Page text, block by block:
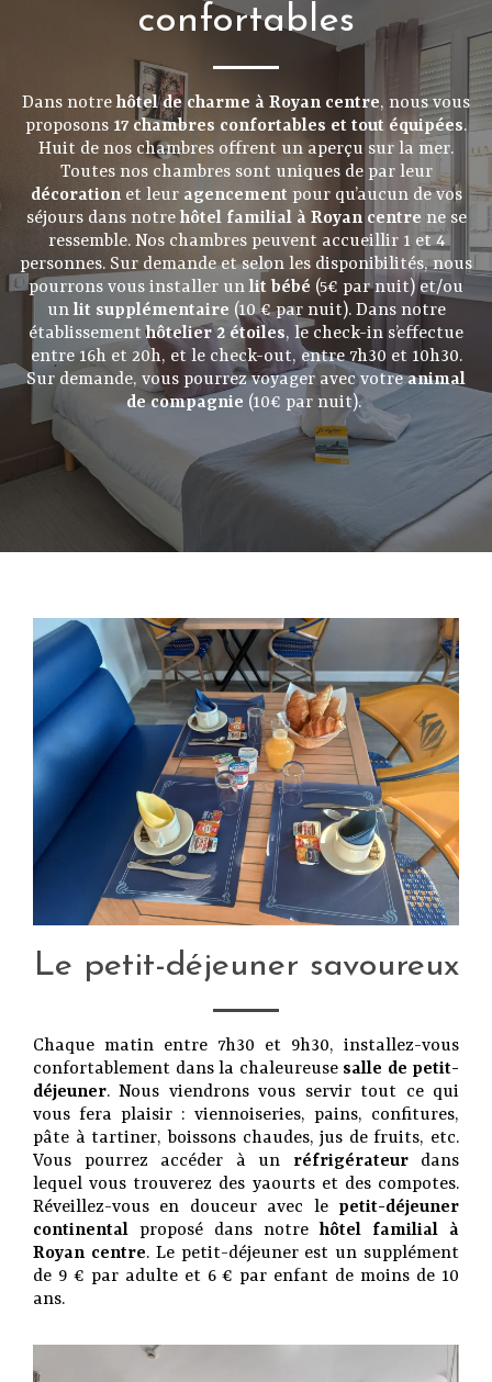
confortables
Dans notre hôtel de charme à Royan centre, nous vous
proposons 17 chambres confortables et tout équipées.
Huit de nos chambres offrent un aperçu sur la mer.
Toutes nos chambres sont uniques de par leur
décorationet leur agencement pour qu’aucun de vos
séjours dans notre hôtel familial à Royan centre ne se
ressemble. Nos chambres peuvent accueillir 1 et 4
personnes. Sur demande et selon les disponibilités, nous
pourrons vous installer un lit bébé (5€ par nuit) et/ou
un lit supplémentaire (10 € par nuit). Dans notre
établissementhôtelier 2 étoiles, le check-in s’effectue
entre 16h et 20h, et le check-out, entre 7h30 et 10h30.
Sur demande, vous pourrez voyager avec votreanimal
de compagnie (10€ par nuit).
Le petit-déjeuner savoureux
Chaque matin entre 7h30 et 9h30, installez-vous
confortablement dans la chaleureuse salle de petit-
déjeuner. Nous viendrons vous servir tout ce qui
vous fera plaisir : viennoiseries, pains, confitures,
pâte à tartiner, boissons chaudes, jus de fruits, etc.
Vous pourrez accéder à un réfrigérateurdans
lequel vous trouverez des yaourts et des compotes.
Réveillez-vous en douceur avec le petit-déjeuner
continental proposé dans notre hôtel familial à
Royan centre. Le petit-déjeuner est un supplément
de 9 € par adulte et 6 € par enfant de moins de 10
ans.